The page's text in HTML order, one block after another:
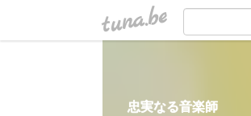
tuna.be
忠実なる音楽師